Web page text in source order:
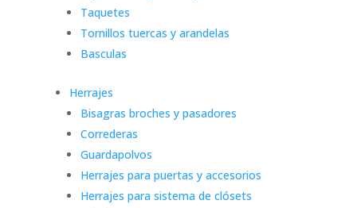
Taquetes
Tornillos tuercas y arandelas
Basculas
Herrajes
Bisagras broches y pasadores
Correderas
Guardapolvos
Herrajes para puertas y accesorios
Herrajes para sistema de clósets